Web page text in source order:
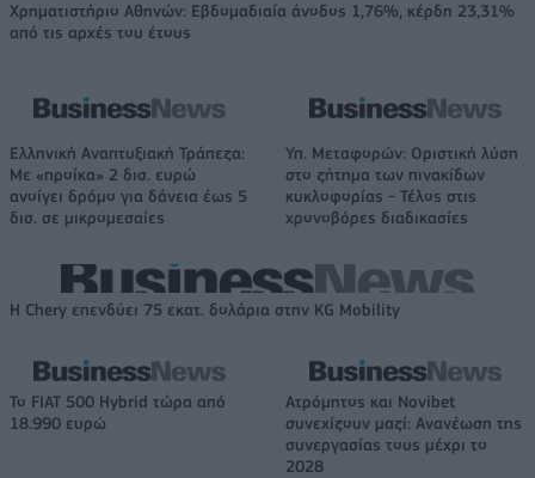
Χρηματιστήριο Αθηνών: Εβδομαδιαία άνοδος 1,76%, κέρδη 23,31%
από τις αρχές του έτους
Ελληνική Αναπτυξιακή Τράπεζα:
Με «προίκα» 2 δισ. ευρώ
ανοίγει δρόμο για δάνεια έως 5
δισ. σε μικρομεσαίες
Υπ. Μεταφορών: Οριστική λύση
στο ζήτημα των πινακίδων
κυκλοφορίας - Τέλος στις
χρονοβόρες διαδικασίες
Η Chery επενδύει 75 εκατ. δολάρια στην KG Mobility
Το FIAT 500 Hybrid τώρα από
18.990 ευρώ
Ατρόμητος και Novibet
συνεχίζουν μαζί: Ανανέωση της
συνεργασίας τους μέχρι το
2028